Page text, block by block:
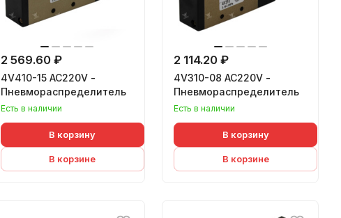
2 569.60 ₽
4V410-15 AC220V -
Пневмораспределитель
Есть в наличии
В корзину
В корзине
2 114.20 ₽
4V310-08 AC220V -
Пневмораспределитель
Есть в наличии
В корзину
В корзине